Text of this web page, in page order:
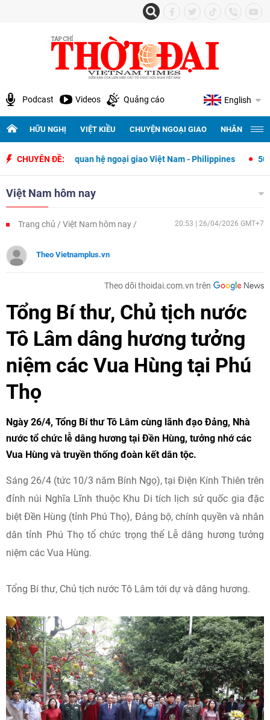
Podcast Videos Quảng cáo English
HỮU NGHỊ VIỆT KIỀU CHUYỆN NGOẠI GIAO NHÂN
CHUYÊN ĐỀ:
lập quan hệ ngoại giao Việt Nam - Philippines 500 ngày đêm
Việt Nam hôm nay
Trang chủ Việt Nam hôm nay 20:53 | 26/04/2026 GMT+7
Theo Vietnamplus.vn
Theo dõi thoidai.com.vn trên
Tổng Bí thư, Chủ tịch nước
Tô Lâm dâng hương tưởng
niệm các Vua Hùng tại Phú
Thọ
Ngày 26/4, Tổng Bí thư Tô Lâm cùng lãnh đạo Đảng, Nhà
nước tổ chức lễ dâng hương tại Đền Hùng, tưởng nhớ các
Vua Hùng và truyền thống đoàn kết dân tộc.
Sáng 26/4 (tức 10/3 năm Bính Ngọ), tại Điện Kính Thiên trên
đỉnh núi Nghĩa Lĩnh thuộc Khu Di tích lịch sử quốc gia đặc
biệt Đền Hùng (tỉnh Phú Thọ), Đảng bộ, chính quyền và nhân
dân tỉnh Phú Thọ tổ chức trọng thể Lễ dâng hương tưởng
niệm các Vua Hùng.
Tổng Bí thư, Chủ tịch nước Tô Lâm tới dự và dâng hương.